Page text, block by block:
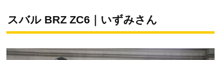
スバル BRZ ZC6｜いずみさん